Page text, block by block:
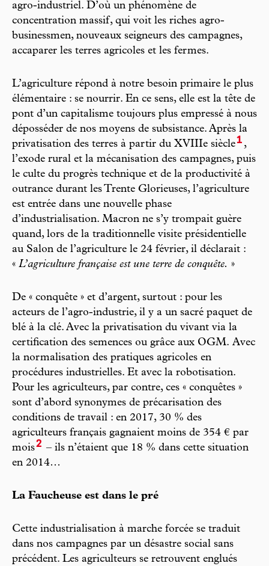
agro-industriel. D’où un phénomène de
concentration massif, qui voit les riches agro-
businessmen, nouveaux seigneurs des campagnes,
accaparer les terres agricoles et les fermes.
L’agriculture répond à notre besoin primaire le plus
élémentaire : se nourrir. En ce sens, elle est la tête de
pont d’un capitalisme toujours plus empressé à nous
déposséder de nos moyens de subsistance. Après la
privatisation des terres à partir du XVIIIe siècle1 ,
l’exode rural et la mécanisation des campagnes, puis
le culte du progrès technique et de la productivité à
outrance durant les Trente Glorieuses, l’agriculture
est entrée dans une nouvelle phase
d’industrialisation. Macron ne s’y trompait guère
quand, lors de la traditionnelle visite présidentielle
au Salon de l’agriculture le 24 février, il déclarait :
« L’agriculture française est une terre de conquête. »
De « conquête » et d’argent, surtout : pour les
acteurs de l’agro-industrie, il y a un sacré paquet de
blé à la clé. Avec la privatisation du vivant via la
certification des semences ou grâce aux OGM. Avec
la normalisation des pratiques agricoles en
procédures industrielles. Et avec la robotisation.
Pour les agriculteurs, par contre, ces « conquêtes »
sont d’abord synonymes de précarisation des
conditions de travail : en 2017, 30 % des
agriculteurs français gagnaient moins de 354 € par
mois2 – ils n’étaient que 18 % dans cette situation
en 2014…
La Faucheuse est dans le pré
Cette industrialisation à marche forcée se traduit
dans nos campagnes par un désastre social sans
précédent. Les agriculteurs se retrouvent englués